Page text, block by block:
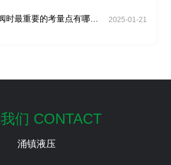
时最重要的考量点有哪
2025-01-21
们 CONTACT
涌镇液压